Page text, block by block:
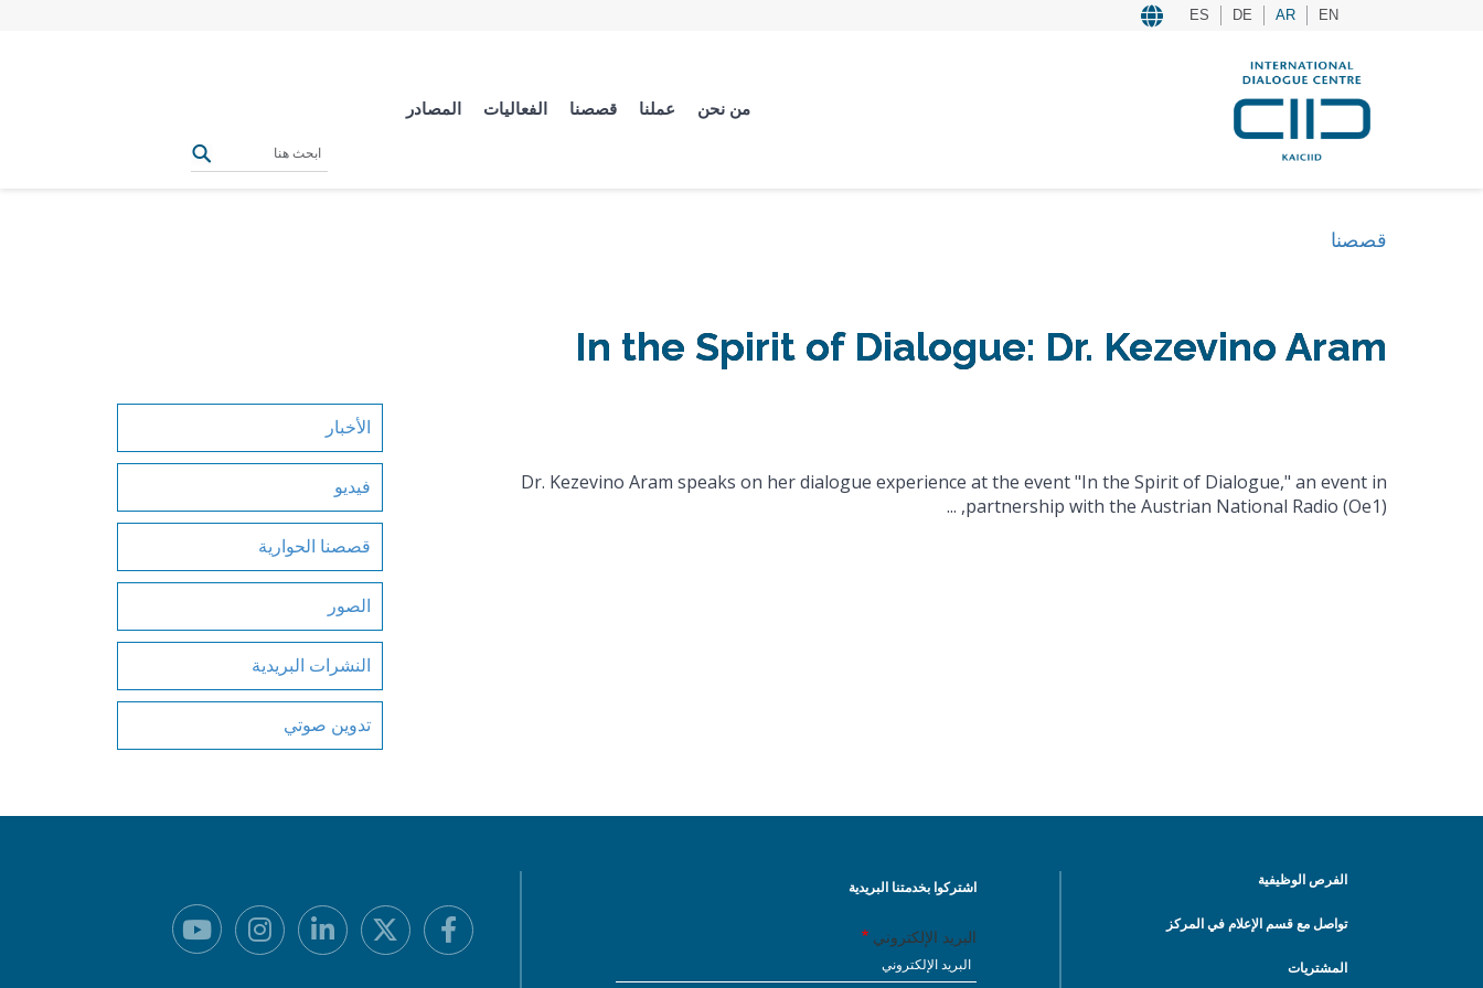
EN
AR
DE
ES
من نحن عملنا قصصنا الفعاليات المصادر
قصصنا
In the Spirit of Dialogue: Dr. Kezevino Aram
Dr. Kezevino Aram speaks on her dialogue experience at the event "In the Spirit of Dialogue," an event in
partnership with the Austrian National Radio (Oe1), ...
الأخبار
فيديو
قصصنا الحوارية
الصور
النشرات البريدية
تدوين صوتي
الفرص الوظيفية
تواصل مع قسم الإعلام في المركز
المشتريات
اشتركوا بخدمتنا البريدية
البريد الإلكتروني